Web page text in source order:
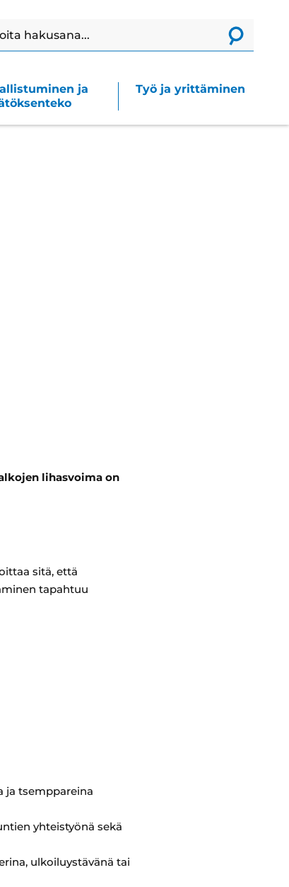
ja
Työ ja yrittäminen
haku
lihasvoima on
sitä, että
tapahtuu
ja tsemppareina
yhteistyönä sekä
ulkoiluystävänä tai